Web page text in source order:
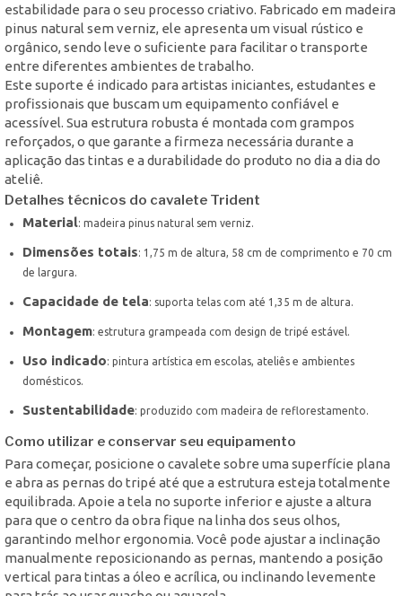
estabilidade para o seu processo criativo. Fabricado em madeira
pinus natural sem verniz, ele apresenta um visual rústico e
orgânico, sendo leve o suficiente para facilitar o transporte
entre diferentes ambientes de trabalho.
Este suporte é indicado para artistas iniciantes, estudantes e
profissionais que buscam um equipamento confiável e
acessível. Sua estrutura robusta é montada com grampos
reforçados, o que garante a firmeza necessária durante a
aplicação das tintas e a durabilidade do produto no dia a dia do
ateliê.
Detalhes técnicos do cavalete Trident
Material: madeira pinus natural sem verniz.
Dimensões totais: 1,75 m de altura, 58 cm de comprimento e 70 cm
de largura.
Capacidade de tela: suporta telas com até 1,35 m de altura.
Montagem: estrutura grampeada com design de tripé estável.
Uso indicado: pintura artística em escolas, ateliês e ambientes
domésticos.
Sustentabilidade: produzido com madeira de reflorestamento.
Como utilizar e conservar seu equipamento
Para começar, posicione o cavalete sobre uma superfície plana
e abra as pernas do tripé até que a estrutura esteja totalmente
equilibrada. Apoie a tela no suporte inferior e ajuste a altura
para que o centro da obra fique na linha dos seus olhos,
garantindo melhor ergonomia. Você pode ajustar a inclinação
manualmente reposicionando as pernas, mantendo a posição
vertical para tintas a óleo e acrílica, ou inclinando levemente